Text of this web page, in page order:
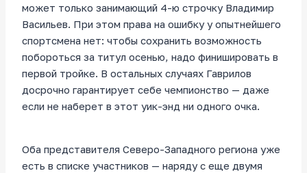
может только занимающий 4-ю строчку Владимир
Васильев. При этом права на ошибку у опытнейшего
спортсмена нет: чтобы сохранить возможность
побороться за титул осенью, надо финишировать в
первой тройке. В остальных случаях Гаврилов
досрочно гарантирует себе чемпионство — даже
если не наберет в этот уик-энд ни одного очка.
Оба представителя Северо-Западного региона уже
есть в списке участников — наряду с еще двумя